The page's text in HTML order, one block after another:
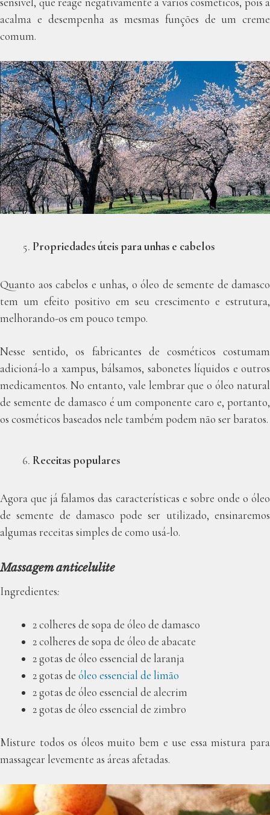
sensível, que reage negativamente a vários cosméticos, pois a
acalma e desempenha as mesmas funções de um creme
comum.
Propriedades úteis para unhas e cabelos
Quanto aos cabelos e unhas, o óleo de semente de damasco
tem um efeito positivo em seu crescimento e estrutura,
melhorando-os em pouco tempo.
Nesse sentido, os fabricantes de cosméticos costumam
adicioná-lo a xampus, bálsamos, sabonetes líquidos e outros
medicamentos. No entanto, vale lembrar que o óleo natural
de semente de damasco é um componente caro e, portanto,
os cosméticos baseados nele também podem não ser baratos.
Receitas populares
Agora que já falamos das características e sobre onde o óleo
de semente de damasco pode ser utilizado, ensinaremos
algumas receitas simples de como usá-lo.
Massagem anticelulite
Ingredientes:
2 colheres de sopa de óleo de damasco
2 colheres de sopa de óleo de abacate
2 gotas de óleo essencial de laranja
2 gotas de óleo essencial de limão
2 gotas de óleo essencial de alecrim
2 gotas de óleo essencial de zimbro
Misture todos os óleos muito bem e use essa mistura para
massagear levemente as áreas afetadas.